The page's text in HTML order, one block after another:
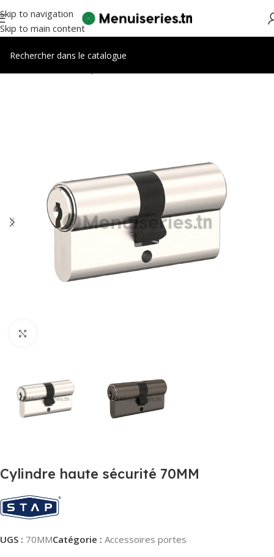
Skip to navigation
Skip to main content
Cylindre haute sécurité 70MM
UGS : 70MMCatégorie : Accessoires portes